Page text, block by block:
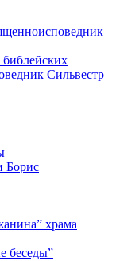
Сильвестр
Борис
храма
беседы”